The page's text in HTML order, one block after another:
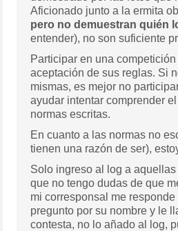
Aficionado junto a la ermita
pero no demuestran quién
entender), no son suficiente
Participar en una
aceptación de sus reglas. Si
mismas, es mejor no
ayudar intentar comprender
normas escritas.
En cuanto a las normas no
tienen una razón de ser),
Solo ingreso al log a
que no tengo dudas de que
mi corresponsal me
pregunto por su nombre y le
contesta, no lo añado al log,